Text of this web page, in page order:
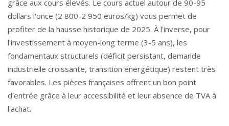
grâce aux cours élevés. Le cours actuel autour de 90-95
dollars l'once (2 800-2 950 euros/kg) vous permet de
profiter de la hausse historique de 2025. À l'inverse, pour
l'investissement à moyen-long terme (3-5 ans), les
fondamentaux structurels (déficit persistant, demande
industrielle croissante, transition énergétique) restent très
favorables. Les pièces françaises offrent un bon point
d'entrée grâce à leur accessibilité et leur absence de TVA à
l'achat.